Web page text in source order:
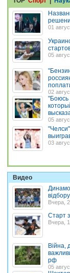
01
05
02
"Боюсь
05
03
Видео
Вчера,
Старт
Вчера,
Війна,
рф
05